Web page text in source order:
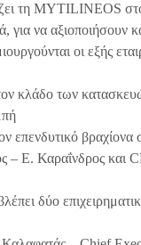
τη MYTILINEOS
να αξιοποιήσουν
οι εξής
κλάδο των
επενδυτικό
– Ε. Καραΐνδρος και
δύο